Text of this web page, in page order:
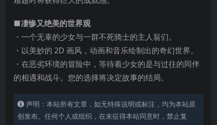
■凄惨又绝美的世界观
・一个无辜的少女与一群不死骑士的主人翁们。
・以美妙的 2D 画风，动画和音乐绘制出的奇幻世界。
・在恶劣环境的冒险中，等待着少女的是与过往的同伴
的相遇和战斗。您的选择将决定故事的结局。
声明：本站所有文章，如无特殊说明或标注，均为本站原
创发布。任何个人或组织，在未征得本站同意时，禁止复